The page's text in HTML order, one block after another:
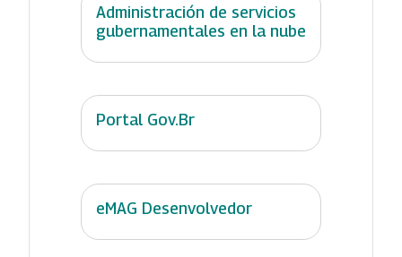
Administración de servicios
gubernamentales en la nube
Portal Gov.Br
eMAG Desenvolvedor